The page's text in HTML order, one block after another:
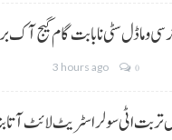
و ماڈل سٹی نا بابت گام گیج آک
3 hours ago 0
تربت اٹی سولر اسٹریٹ لائٹ